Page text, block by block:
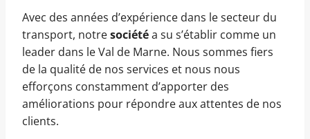
Avec des années d’expérience dans le secteur du
transport, notresociétéa su s’établir comme un
leader dans le Val de Marne. Nous sommes fiers
de la qualité de nos services et nous nous
efforçons constamment d’apporter des
améliorations pour répondre aux attentes de nos
clients.